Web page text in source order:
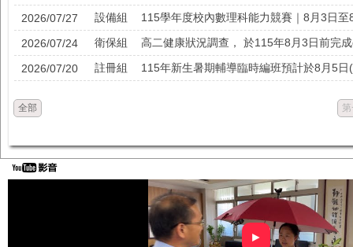
2026/07/27 設備組
2026/07/24 衛保組
2026/07/20 註冊組
全部
►